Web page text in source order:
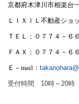
京都府木津川市相楽台
ＬＩＸＩＬ不動産シ
ＴＥＬ：０７７４－６
ＦＡＸ：０７７４－６
Ｅ－ mail ：
受付時間 10時～20時